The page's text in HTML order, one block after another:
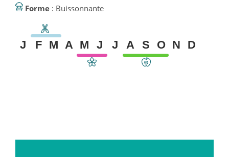
Forme
: Buissonnante
J F M A M J J A S O N D